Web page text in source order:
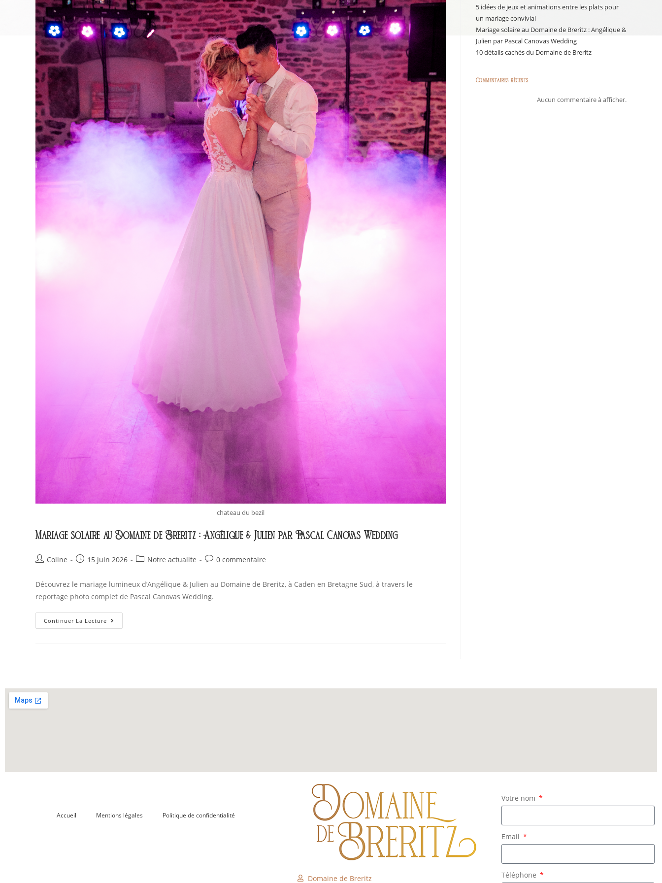
chateau du bezil
Mariage solaire au Domaine de Breritz : Angélique & Julien par Pascal Canovas Wedding
Coline 15 juin 2026 Notre actualite 0 commentaire
Découvrez le mariage lumineux d’Angélique & Julien au Domaine de Breritz, à Caden en Bretagne Sud, à travers le
reportage photo complet de Pascal Canovas Wedding.
Continuer La Lecture
5 idées de jeux et animations entre les plats pour
un mariage convivial
Mariage solaire au Domaine de Breritz : Angélique &
Julien par Pascal Canovas Wedding
10 détails cachés du Domaine de Breritz
Commentaires récents
Aucun commentaire à afficher.
Accueil Mentions légales Politique de confidentialité
Domaine de Breritz
Votre nom
Email
Téléphone